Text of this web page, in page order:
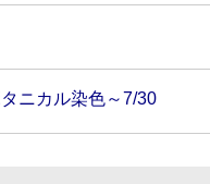
ニカル染色～7/30